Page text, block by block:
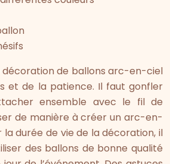
décoration de ballons arc-en-ciel
et de la patience. Il faut gonfler
ensemble avec le fil de
de manière à créer un arc-en-
la durée de vie de la décoration, il
des ballons de bonne qualité